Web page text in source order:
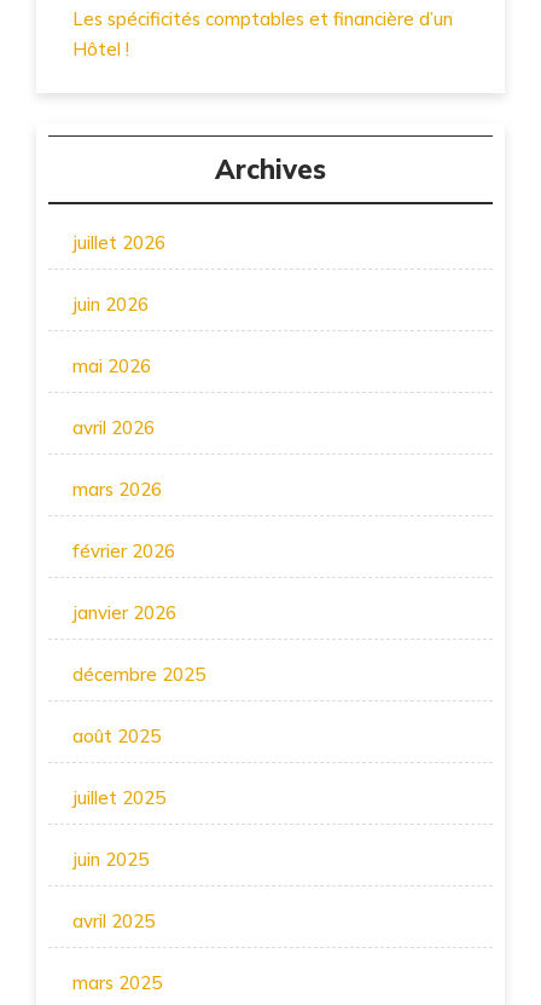
Les spécificités comptables et financière d’un
Hôtel !
Archives
juillet 2026
juin 2026
mai 2026
avril 2026
mars 2026
février 2026
janvier 2026
décembre 2025
août 2025
juillet 2025
juin 2025
avril 2025
mars 2025